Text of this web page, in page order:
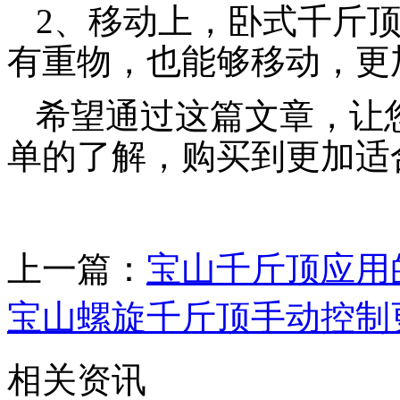
2、移动上，卧式千斤
有重物，也能够移动，
希望通过这篇文章，让
单的了解，购买到更加
上一篇： 宝山千斤顶应
宝山螺旋千斤顶手动控制
相关资讯